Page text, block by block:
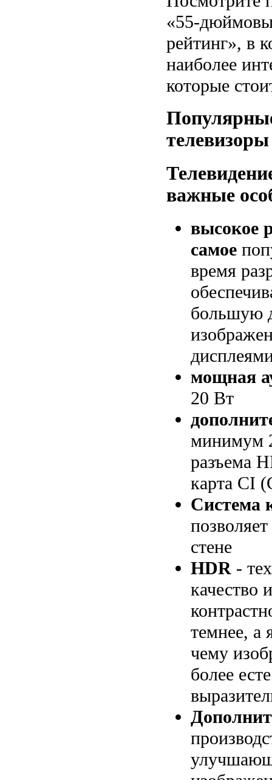
«55-
рейтинг», в
наиболее
которые
телевизоры
важные
высокое
самое
время
большую
мощная
20 Вт
минимум
разъема
карта CI
Система
стене
HDR -
качество
темнее, а
чему
более